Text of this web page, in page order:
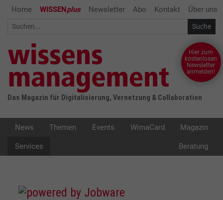
Home WISSENplus Newsletter Abo Kontakt Über uns
Das Magazin für Digitalisierung, Vernetzung & Collaboration
Hier zum
kostenlosen
Newsletter
anmelden!
News Themen Events WimaCard Magazin
Services Beratung